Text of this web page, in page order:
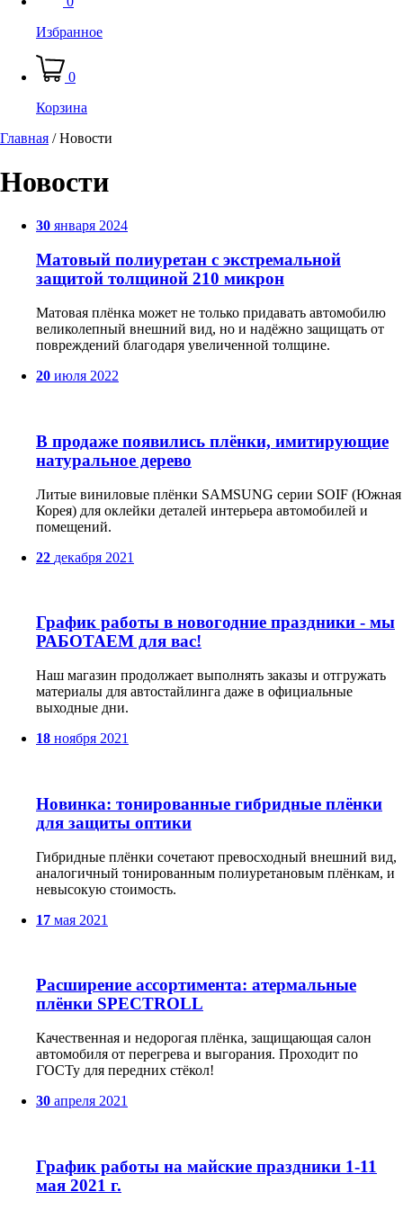
Избранное
0
Корзина
Главная /Новости
Новости
30 января 2024
Матовый полиуретан с экстремальной
защитой толщиной 210 микрон
Матовая плёнка может не только придавать автомобилю
великолепный внешний вид, но и надёжно защищать от
повреждений благодаря увеличенной толщине.
20 июля 2022
В продаже появились плёнки, имитирующие
натуральное дерево
Литые виниловые плёнки SAMSUNG серии SOIF (Южная
Корея) для оклейки деталей интерьера автомобилей и
помещений.
22 декабря 2021
График работы в новогодние праздники - мы
РАБОТАЕМ для вас!
Наш магазин продолжает выполнять заказы и отгружать
материалы для автостайлинга даже в официальные
выходные дни.
18 ноября 2021
Новинка: тонированные гибридные плёнки
для защиты оптики
Гибридные плёнки сочетают превосходный внешний вид,
аналогичный тонированным полиуретановым плёнкам, и
невысокую стоимость.
17 мая 2021
Расширение ассортимента: атермальные
плёнки SPECTROLL
Качественная и недорогая плёнка, защищающая салон
автомобиля от перегрева и выгорания. Проходит по
ГОСТу для передних стёкол!
30 апреля 2021
График работы на майские праздники 1-11
мая 2021 г.